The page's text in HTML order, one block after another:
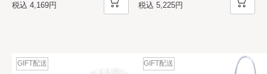
税込 4,169円
税込5,225円
GIFT配送 GIFT配送